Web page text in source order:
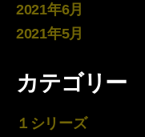
2021年6月
2021年5月
カテゴリー
１シリーズ